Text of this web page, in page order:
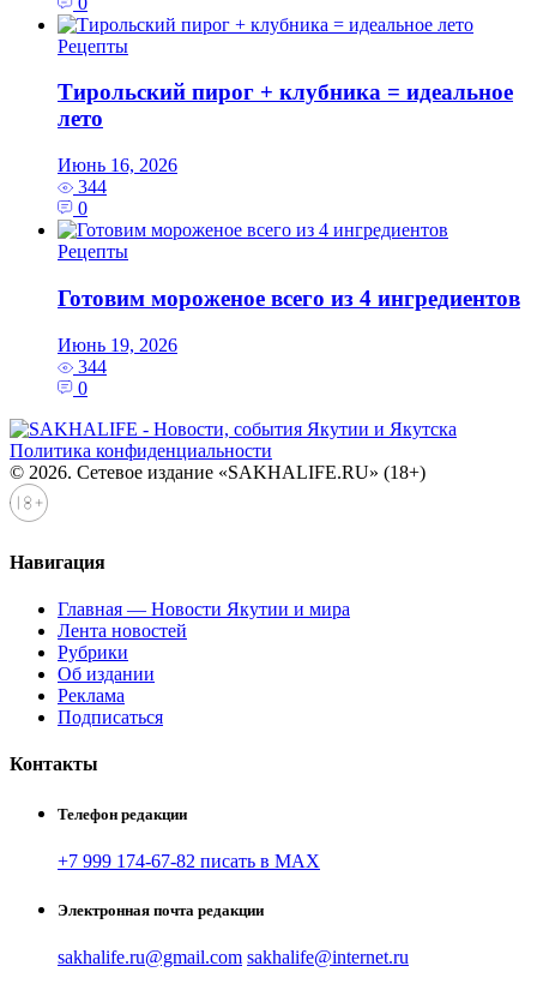
Рецепты
Тирольский пирог + клубника = идеальное
лето
Июнь 16, 2026
344
0
Рецепты
Готовим мороженое всего из 4 ингредиентов
Июнь 19, 2026
344
0
Политика конфиденциальности
© 2026. Сетевое издание «SAKHALIFE.RU» (18+)
Навигация
Главная — Новости Якутии и мира
Лента новостей
Рубрики
Об издании
Реклама
Подписаться
Контакты
Телефон редакции
+7 999 174-67-82 писать в MAX
Электронная почта редакции
sakhalife.ru@gmail.com sakhalife@internet.ru